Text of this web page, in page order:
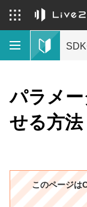
パラメー
せる方法
このページは